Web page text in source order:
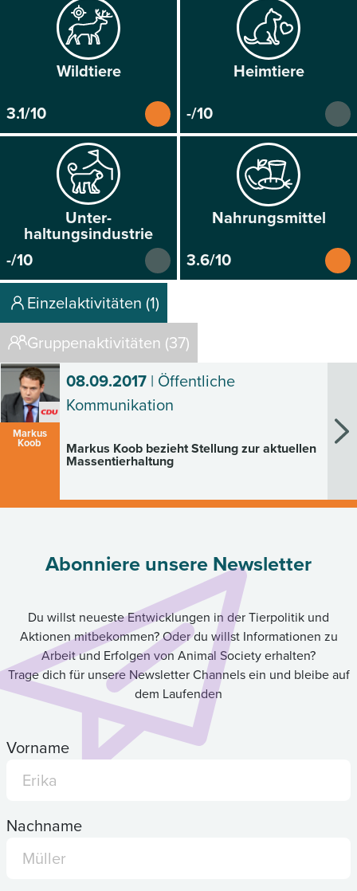
Wild­tiere
3.1/10
Heim­tiere
-/10
Unter­
haltungsindustrie
-/10
Nahrungs­mittel
3.6/10
Einzelaktivitäten (1)
Gruppenaktivitäten (37)
Markus
Koob
08.09.2017| Öffentliche
Kommunikation
Markus Koob bezieht Stellung zur aktuellen
Massentierhaltung
Abonniere unsere Newsletter
Du willst neueste Entwicklungen in der Tierpolitik und
Aktionen mitbekommen? Oder du willst Informationen zu
Arbeit und Erfolgen von Animal Society erhalten?
Trage dich für unsere Newsletter Channels ein und bleibe auf
dem Laufenden
Vorname
Nachname